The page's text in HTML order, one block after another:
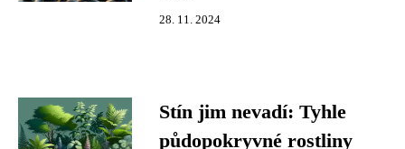
28. 11. 2024
Stín jim nevadí: Tyhle
půdopokryvné rostliny